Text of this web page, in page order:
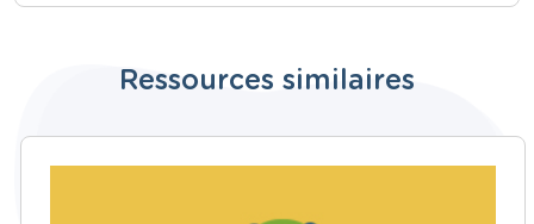
Ressources similaires